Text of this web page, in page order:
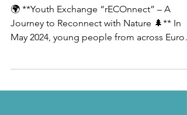
🌍 **Youth Exchange “rECOnnect” – A
Journey to Reconnect with Nature 🌲** In
May 2024, young people from across